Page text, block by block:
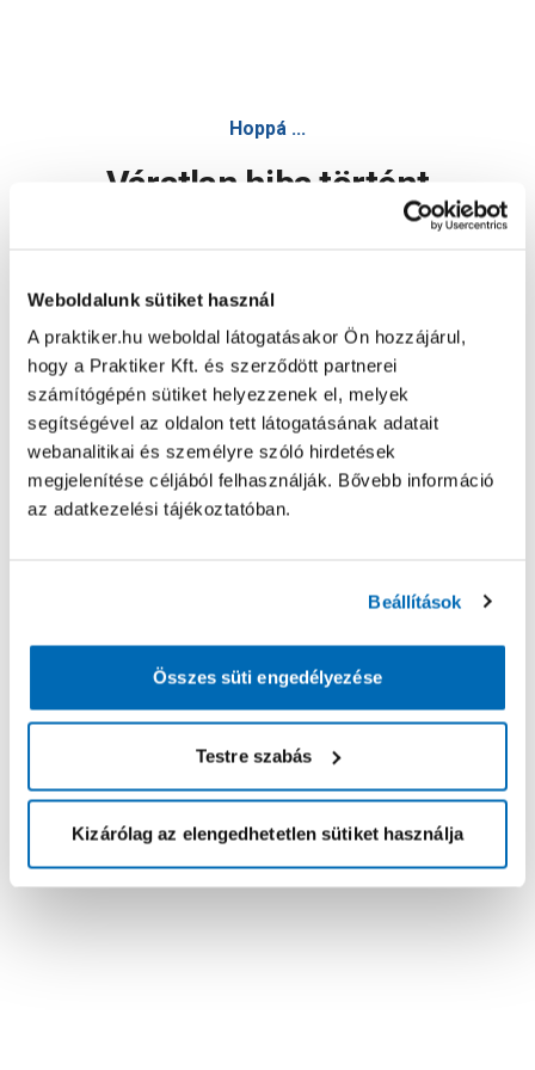
Weboldalunk sütiket használ
A praktiker.hu weboldal látogatásakor Ön hozzájárul,
hogy a Praktiker Kft. és szerződött partnerei
számítógépén sütiket helyezzenek el, melyek
segítségével az oldalon tett látogatásának adatait
webanalitikai és személyre szóló hirdetések
megjelenítése céljából felhasználják. Bővebb információ
az adatkezelési tájékoztatóban.
Beállítások
Összes süti engedélyezése
Testre szabás
Kizárólag az elengedhetetlen sütiket használja
Hoppá ...
Váratlan hiba történt
Oldal újratöltése